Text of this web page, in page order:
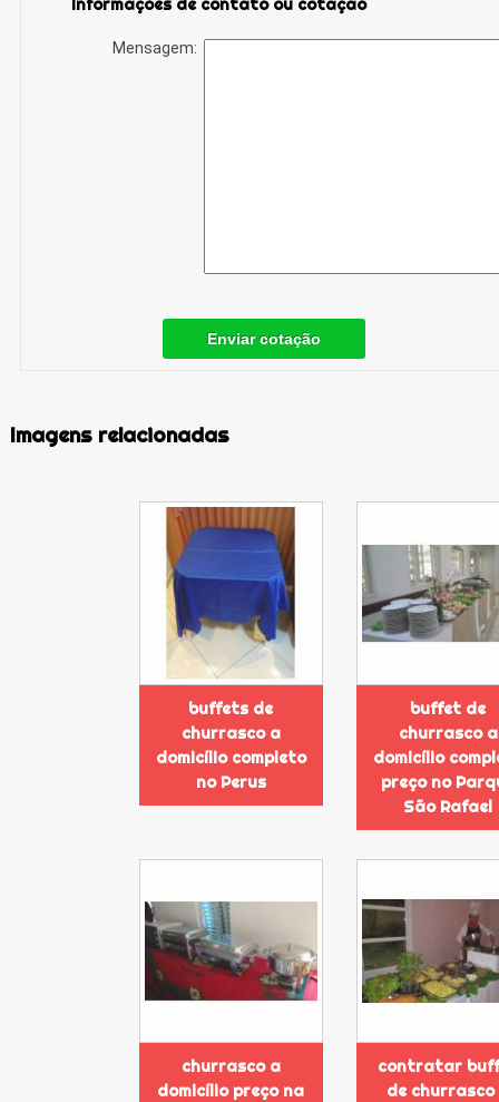
Informações de contato ou cotação
Mensagem:
Enviar cotação
Imagens relacionadas
buffets de
churrasco a
domicílio completo
no Perus
buffet de
churrasco a
domicílio
preço no
São Rafael
churrasco a
domicílio preço na
contratar
de churrasco